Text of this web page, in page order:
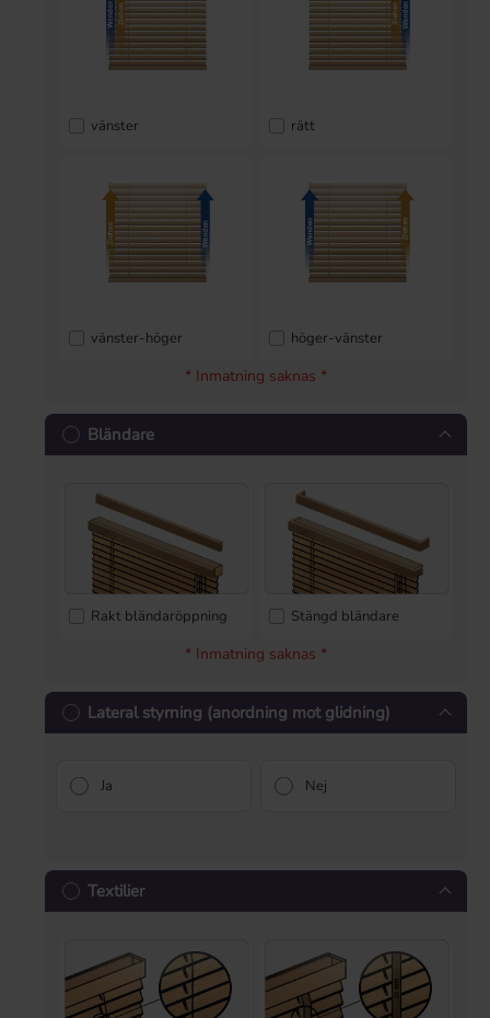
vänster rätt
vänster-höger höger-vänster
* Inmatning saknas *
Bländare
Rakt bländaröppning Stängd bländare
* Inmatning saknas *
Lateral styrning (anordning mot glidning)
Ja Nej
Textilier